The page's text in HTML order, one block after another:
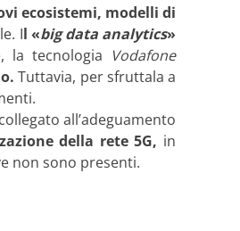
ecosistemi, modelli di
Il «big data analytics»
la tecnologia Vodafone
Tuttavia, per sfruttala a
all’adeguamento
della rete 5G, in
non sono presenti.